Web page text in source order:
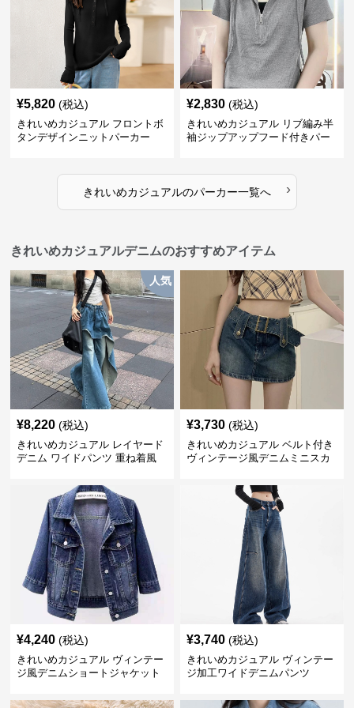
¥5,820 (税込)
きれいめカジュアル フロントボ
タンデザインニットパーカー
¥2,830 (税込)
きれいめカジュアル リブ編み半
袖ジップアップフード付きパー
きれいめカジュアルのパーカー一覧へ ›
きれいめカジュアルデニムのおすすめアイテム
人気
¥8,220 (税込)
きれいめカジュアル レイヤード
デニム ワイドパンツ 重ね着風
¥3,730 (税込)
きれいめカジュアル ベルト付き
ヴィンテージ風デニムミニスカ
¥4,240 (税込)
きれいめカジュアル ヴィンテー
ジ風デニムショートジャケット
¥3,740 (税込)
きれいめカジュアル ヴィンテー
ジ加工ワイドデニムパンツ